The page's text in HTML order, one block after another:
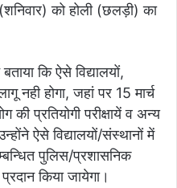
को होली (छलड़ी) का
कि ऐसे विद्यालयों,
नही होगा, जहां पर 15 मार्च
की प्रतियोगी परीक्षायें व अन्य
ऐसे विद्यालयों/संस्थानों में
पुलिस/प्रशासनिक
किया जायेगा।